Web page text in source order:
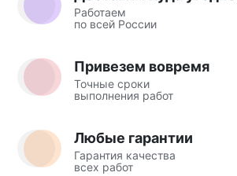
Работаем
по всей России
Привезем вовремя
Точные сроки
выполнения работ
Любые гарантии
Гарантия качества
всех работ